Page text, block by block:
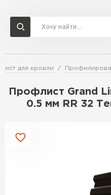
для кровли
Профлист Grand
0.5 мм RR 32
Сервисы расчета
Расчет штакетника для
Расчет водостока
Расчет фальцевой кровли
Расчет кровли из